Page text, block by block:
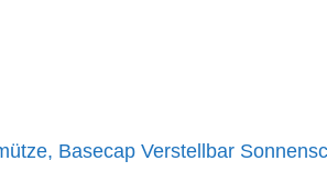
Basecap Verstellbar